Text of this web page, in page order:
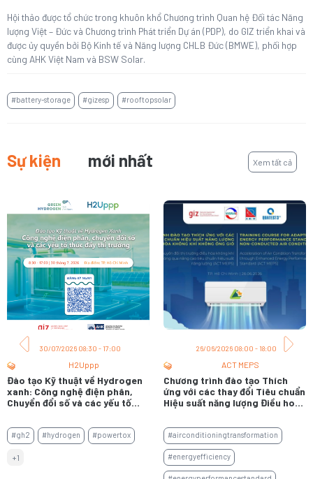
Hội thảo được tổ chức trong khuôn khổ Chương trình Quan hệ Đối tác Năng
lượng Việt – Đức và Chương trình Phát triển Dự án (PDP), do GIZ triển khai và
được ủy quyền bởi Bộ Kinh tế và Năng lượng CHLB Đức (BMWE), phối hợp
cùng AHK Việt Nam và BSW Solar.
#battery-storage #gizesp #rooftopsolar
Sự kiện mới nhất Xem tất cả
30/07/2026 08:30 - 17:00
H2Uppp
Đào tạo Kỹ thuật về Hydrogen
xanh: Công nghệ điện phân,
Chuyển đổi số và các yếu tố
#gh2 #hydrogen #powertox
+1
26/06/2026 08:00 - 18:00
ACT MEPS
Chương trình đào tạo Thích
ứng với các thay đổi Tiêu chuẩn
Hiệu suất năng lượng Điều hoà
#airconditioningtransformation
#energyefficiency